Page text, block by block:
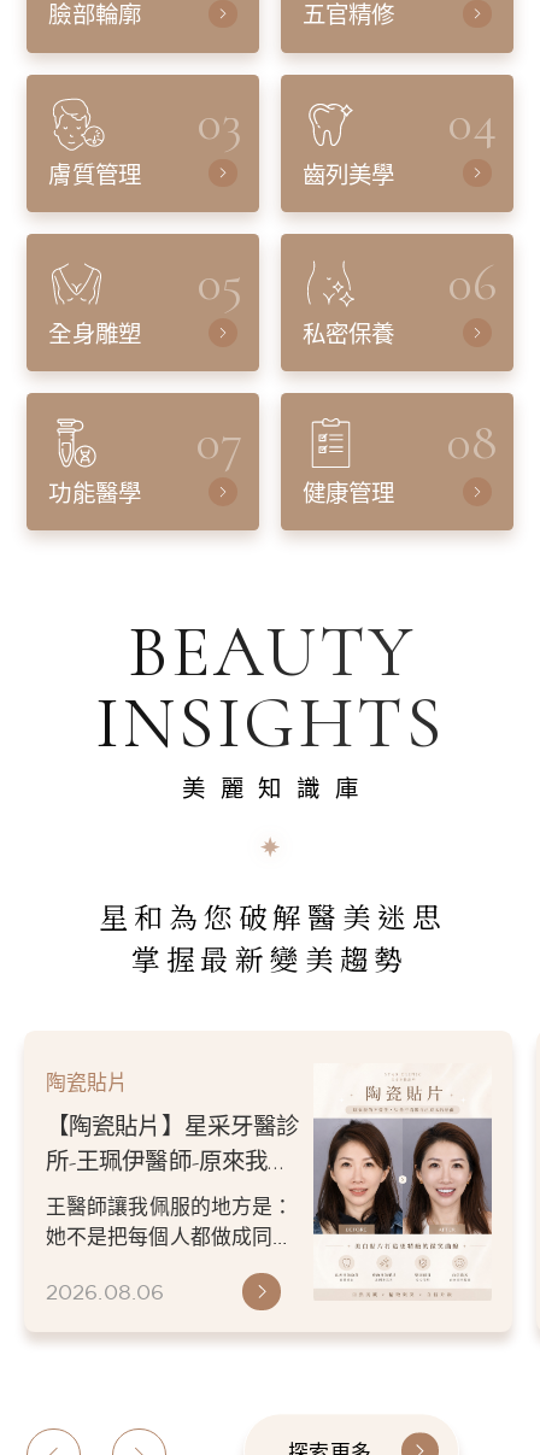
臉部輪廓 五官精修
03
膚質管理
04
齒列美學
05
全身雕塑
06
私密保養
07
功能醫學
08
健康管理
BEAUTY
INSIGHTS
美麗知識庫
星和為您破解醫美迷思
掌握最新變美趨勢
陶瓷貼片
【陶瓷貼片】星采牙醫診
所-王珮伊醫師-原來我的
不愛笑，只是不喜歡自己
原本的牙齒
王醫師讓我佩服的地方是：
她不是把每個人都做成同一
更適合自己的樣子。 現...
2026.08.06